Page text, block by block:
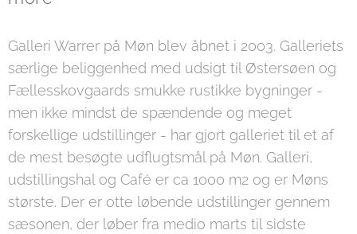
Galleri Warrer på Møn blev åbnet i 2003. Galleriets
særlige beliggenhed med udsigt til Østersøen og
Fællesskovgaards smukke rustikke bygninger -
men ikke mindst de spændende og meget
forskellige udstillinger - har gjort galleriet til et af
de mest besøgte udflugtsmål på Møn. Galleri,
udstillingshal og Café er ca 1000 m2 og er Møns
største. Der er otte løbende udstillinger gennem
sæsonen, der løber fra medio marts til sidste